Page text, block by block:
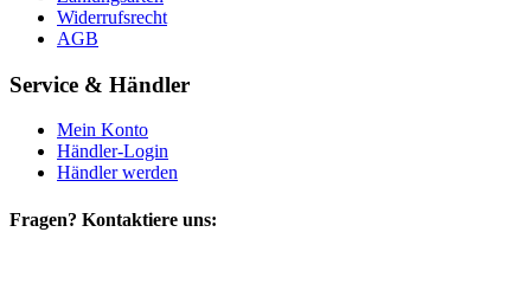
Widerrufsrecht
AGB
Service & Händler
Mein Konto
Händler-Login
Händler werden
Fragen? Kontaktiere uns: